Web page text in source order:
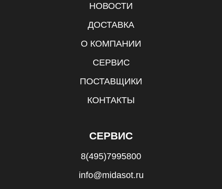
НОВОСТИ
ДОСТАВКА
О КОМПАНИИ
СЕРВИС
ПОСТАВЩИКИ
КОНТАКТЫ
СЕРВИС
8(495)7995800
info@midasot.ru